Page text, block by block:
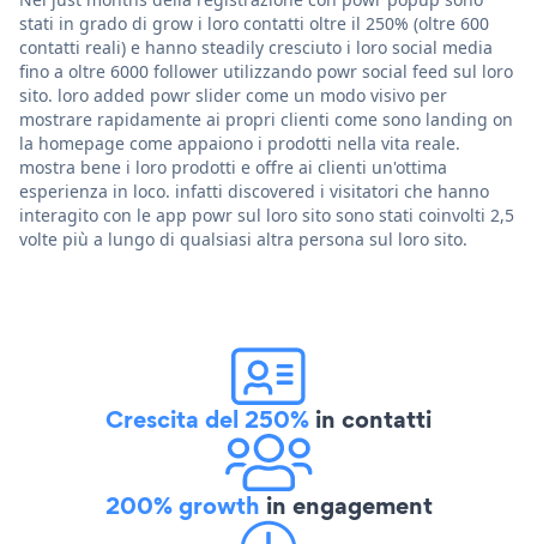
stati in grado di grow i loro contatti oltre il 250% (oltre 600
contatti reali) e hanno steadily cresciuto i loro social media
fino a oltre 6000 follower utilizzando powr social feed sul loro
sito. loro added powr slider come un modo visivo per
mostrare rapidamente ai propri clienti come sono landing on
la homepage come appaiono i prodotti nella vita reale.
mostra bene i loro prodotti e offre ai clienti un'ottima
esperienza in loco. infatti discovered i visitatori che hanno
interagito con le app powr sul loro sito sono stati coinvolti 2,5
volte più a lungo di qualsiasi altra persona sul loro sito.
Crescita del 250% in contatti
200% growth in engagement